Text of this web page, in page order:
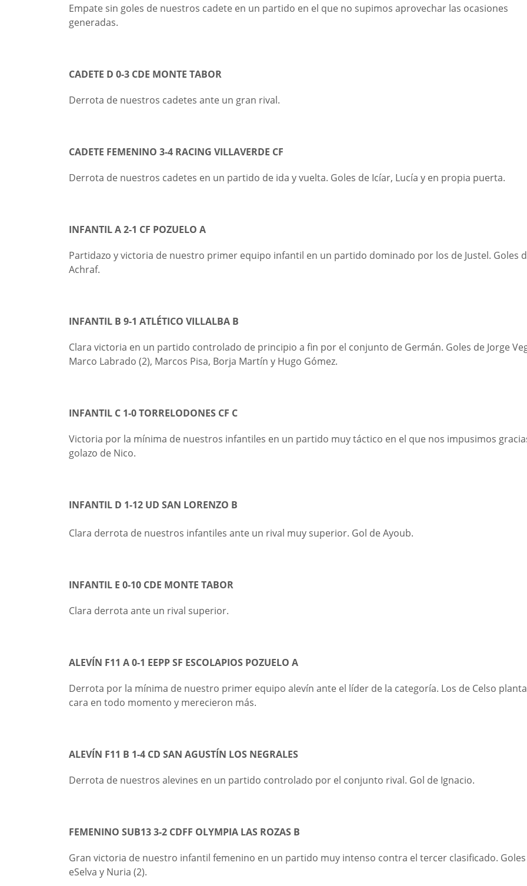
Empate sin goles de nuestros cadete en un partido en el que no supimos aprovechar las ocasiones
generadas.
CADETE D 0-3 CDE MONTE TABOR
Derrota de nuestros cadetes ante un gran rival.
CADETE FEMENINO 3-4 RACING VILLAVERDE CF
Derrota de nuestros cadetes en un partido de ida y vuelta. Goles de Icíar, Lucía y en propia puerta.
INFANTIL A 2-1 CF POZUELO A
Partidazo y victoria de nuestro primer equipo infantil en un partido dominado por los de Justel. Goles
Achraf.
INFANTIL B 9-1 ATLÉTICO VILLALBA B
Clara victoria en un partido controlado de principio a fin por el conjunto de Germán. Goles de Jorge
Marco Labrado (2), Marcos Pisa, Borja Martín y Hugo Gómez.
INFANTIL C 1-0 TORRELODONES CF C
Victoria por la mínima de nuestros infantiles en un partido muy táctico en el que nos impusimos
golazo de Nico.
INFANTIL D 1-12 UD SAN LORENZO B
Clara derrota de nuestros infantiles ante un rival muy superior. Gol de Ayoub.
INFANTIL E 0-10 CDE MONTE TABOR
Clara derrota ante un rival superior.
ALEVÍN F11 A 0-1 EEPP SF ESCOLAPIOS POZUELO A
Derrota por la mínima de nuestro primer equipo alevín ante el líder de la categoría. Los de Celso
cara en todo momento y merecieron más.
ALEVÍN F11 B 1-4 CD SAN AGUSTÍN LOS NEGRALES
Derrota de nuestros alevines en un partido controlado por el conjunto rival. Gol de Ignacio.
FEMENINO SUB13 3-2 CDFF OLYMPIA LAS ROZAS B
Gran victoria de nuestro infantil femenino en un partido muy intenso contra el tercer clasificado.
eSelva y Nuria (2).